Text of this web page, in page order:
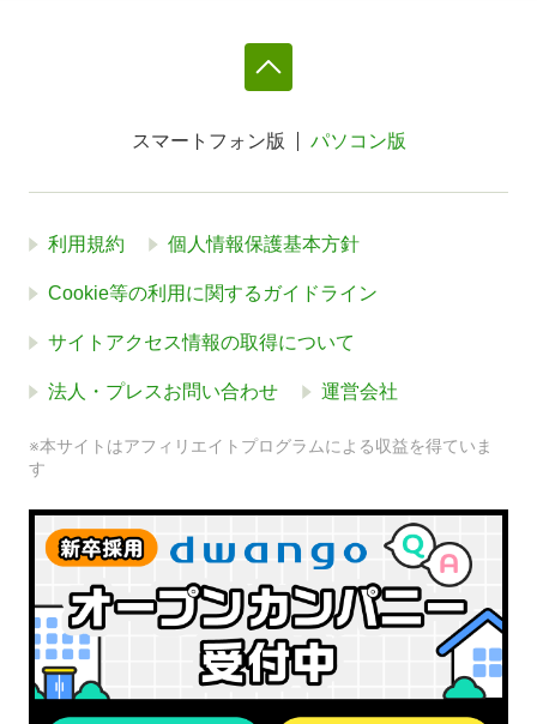
スマートフォン版 パソコン版
利用規約 個人情報保護基本方針
Cookie等の利用に関するガイドライン
サイトアクセス情報の取得について
法人・プレスお問い合わせ 運営会社
※本サイトはアフィリエイトプログラムによる収益を得ていま
す